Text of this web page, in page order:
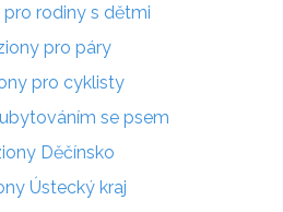
pro rodiny s dětmi
pro páry
pro cyklisty
se psem
Děčínsko
Ústecký kraj